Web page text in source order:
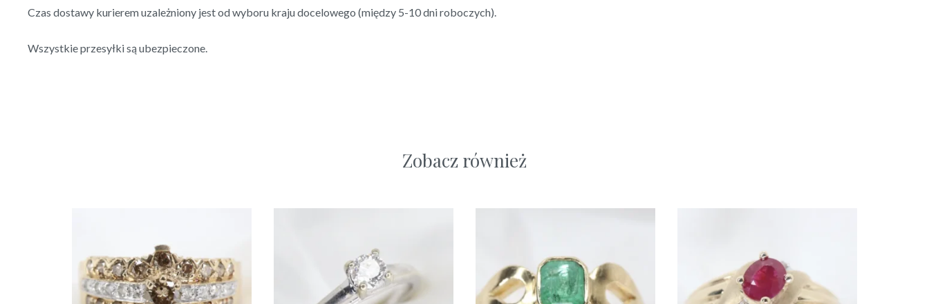
Czas dostawy kurierem uzależniony jest od wyboru kraju docelowego (między 5-10 dni roboczych).
Wszystkie przesyłki są ubezpieczone.
Zobacz również